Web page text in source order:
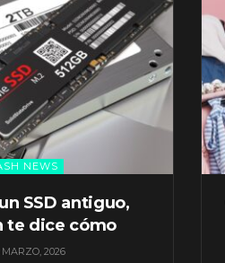
NEWS
SSD antiguo,
te dice cómo
2026